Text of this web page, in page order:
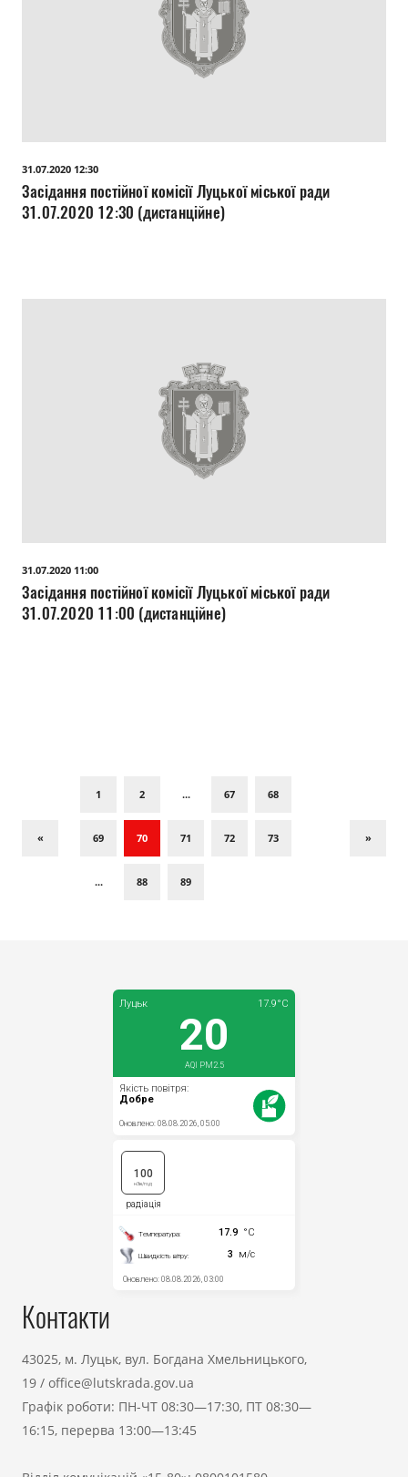
31.07.2020 12:30
Засідання постійної комісії Луцької міської ради
31.07.2020 12:30 (дистанційне)
31.07.2020 11:00
Засідання постійної комісії Луцької міської ради
31.07.2020 11:00 (дистанційне)
«
1 2 ... 67 68
69 70 71 72 73
... 88 89
»
Контакти
43025, м. Луцьк, вул. Богдана Хмельницького,
19 / office@lutskrada.gov.ua
Графік роботи: ПН-ЧТ 08:30—17:30, ПТ 08:30—
16:15, перерва 13:00—13:45